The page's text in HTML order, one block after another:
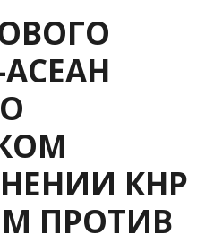
КНР
ПРОТИВ